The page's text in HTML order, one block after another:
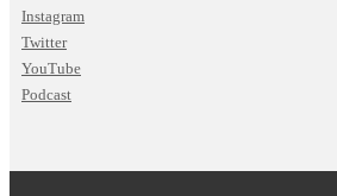
Instagram
Twitter
YouTube
Podcast